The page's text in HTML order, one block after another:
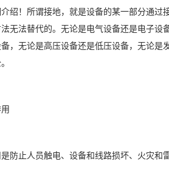
绍！所谓接地，就是设备的某一部分通
无法替代的。无论是电气设备还是电子
，无论是高压设备还是低压设备，无论
止人员触电、设备和线路损坏、火灾和雷